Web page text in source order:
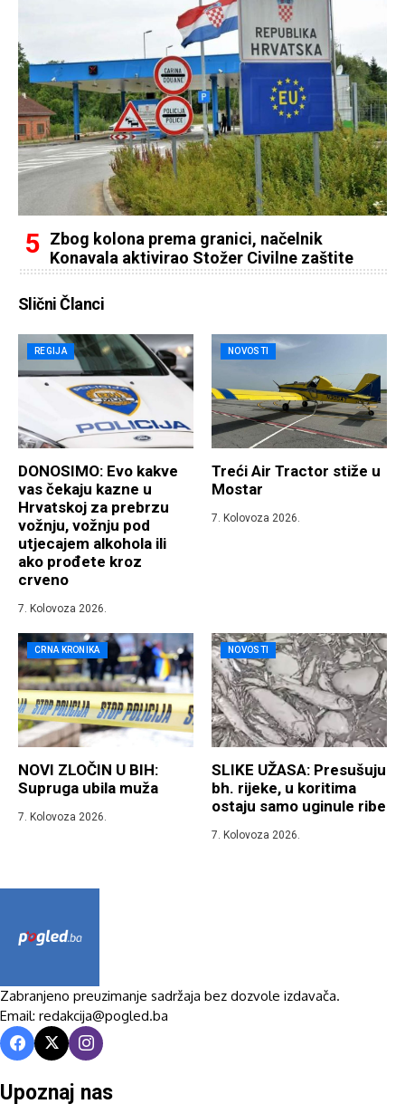
Zbog kolona prema granici, načelnik
Konavala aktivirao Stožer Civilne zaštite
Slični Članci
REGIJA
DONOSIMO: Evo kakve
vas čekaju kazne u
Hrvatskoj za prebrzu
vožnju, vožnju pod
utjecajem alkohola ili
ako prođete kroz
crveno
7. Kolovoza 2026.
NOVOSTI
Treći Air Tractor stiže u
Mostar
7. Kolovoza 2026.
CRNA KRONIKA
NOVI ZLOČIN U BIH:
Supruga ubila muža
7. Kolovoza 2026.
NOVOSTI
SLIKE UŽASA: Presušuju
bh. rijeke, u koritima
ostaju samo uginule ribe
7. Kolovoza 2026.
Zabranjeno preuzimanje sadržaja bez dozvole izdavača.
Email: redakcija@pogled.ba
Upoznaj nas